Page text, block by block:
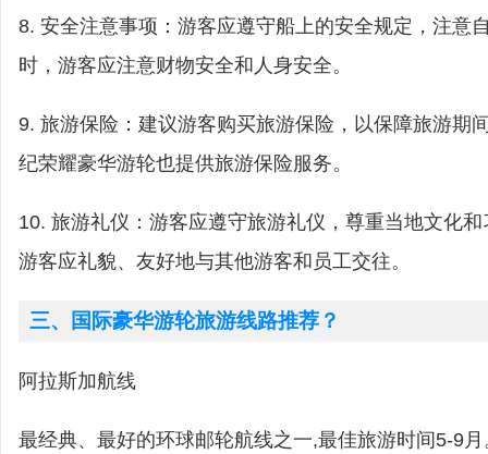
8. 安全注意事项：游客应遵守船上的安全规定，注意
时，游客应注意财物安全和人身安全。
9. 旅游保险：建议游客购买旅游保险，以保障旅游期
纪荣耀豪华游轮也提供旅游保险服务。
10. 旅游礼仪：游客应遵守旅游礼仪，尊重当地文化
游客应礼貌、友好地与其他游客和员工交往。
三、国际豪华游轮旅游线路推荐？
阿拉斯加航线
最经典、最好的环球邮轮航线之一,最佳旅游时间5-9